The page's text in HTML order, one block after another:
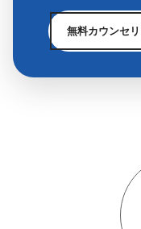
無料カウンセ